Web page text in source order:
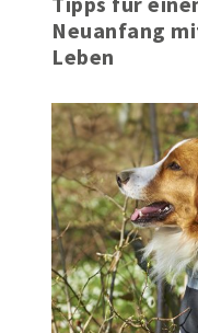
Tipps für
Neuanfang
5 min